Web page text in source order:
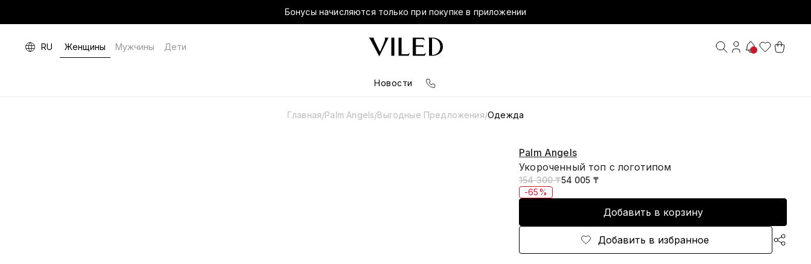
Бонусы начисляются только при покупке в приложении
RU Женщины Мужчины Дети
Новости
Главная/Palm Angels/Выгодные Предложения/Одежда
Palm Angels
Укороченный топ с логотипом
154 300 ₸54 005 ₸
-65%
Добавить в корзину
Добавить в избранное